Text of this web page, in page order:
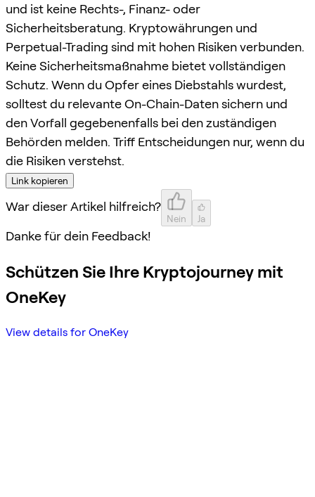
und ist keine Rechts-, Finanz- oder
Sicherheitsberatung. Kryptowährungen und
Perpetual-Trading sind mit hohen Risiken verbunden.
Keine Sicherheitsmaßnahme bietet vollständigen
Schutz. Wenn du Opfer eines Diebstahls wurdest,
solltest du relevante On-Chain-Daten sichern und
den Vorfall gegebenenfalls bei den zuständigen
Behörden melden. Triff Entscheidungen nur, wenn du
die Risiken verstehst.
Link kopieren
War dieser Artikel hilfreich?
Nein Ja
Danke für dein Feedback!
Schützen Sie Ihre Kryptojourney mit
OneKey
View details for OneKey